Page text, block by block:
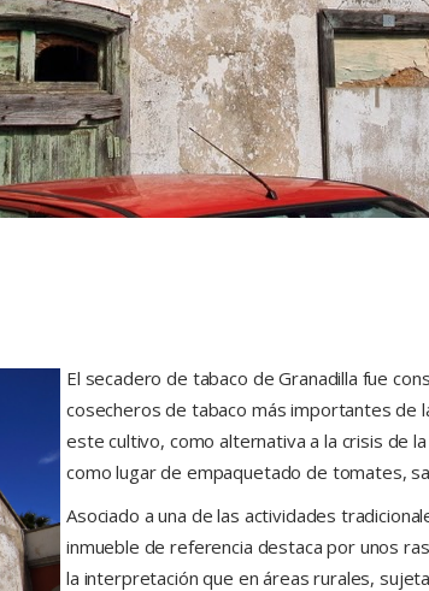
El secadero de tabaco de Granadilla fue
cosecheros de tabaco más importantes de
este cultivo, como alternativa a la crisis de
como lugar de empaquetado de tomates,
Asociado a una de las actividades
inmueble de referencia destaca por unos
la interpretación que en áreas rurales,